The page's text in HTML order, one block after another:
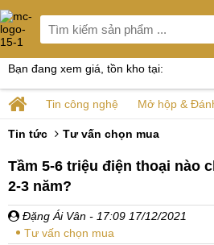
Bạn đang xem giá, tồn kho tại:
Tin công nghệ Mở hộp &
Tin tức Tư vấn chọn mua
Tầm 5-6 triệu điện thoại nào
2-3 năm?
Đặng Ái Vân - 17:09 17/12/2021
Tư vấn chọn mua